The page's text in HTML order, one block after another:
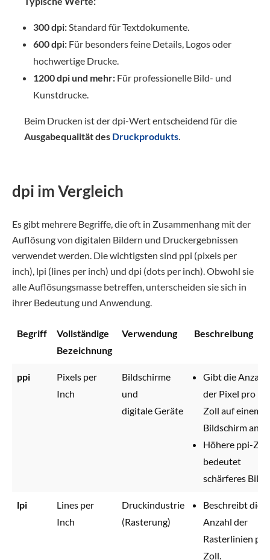
300 dpi:Standard für Textdokumente.
600 dpi: Für besonders feine Details, Logos oder
hochwertige Drucke.
1200 dpi und mehr: Für professionelle Bild- und
Kunstdrucke.
Beim Drucken ist der dpi-Wert entscheidend für die
Ausgabequalität des Druckprodukts.
dpi im Vergleich
Es gibt mehrere Begriffe, die oft in Zusammenhang mit der
Auflösung von digitalen Bildern und Druckergebnissen
verwendet werden. Die wichtigsten sind ppi (pixels per
inch), lpi (lines per inch) und dpi (dots per inch). Obwohl sie
alle Auflösungsmasse betreffen, unterscheiden sie sich in
ihrer Bedeutung und Anwendung.
Begriff
Vollständige
Bezeichnung
Verwendung Beschreibung
ppi
Pixels per
Inch
Bildschirme
und
digitale Geräte
Gibt die Anzahl
der Pixel pro
Zoll auf einem
Bildschirm an.
Höhere ppi-
bedeutet
schärferes Bild.
lpi
Lines per
Inch
Druckindustrie
(Rasterung)
Beschreibt die
Anzahl der
Rasterlinien pro
Zoll.